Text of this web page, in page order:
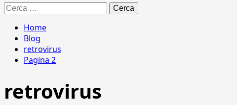
Ricerca
per:
Home
Blog
retrovirus
Pagina 2
retrovirus